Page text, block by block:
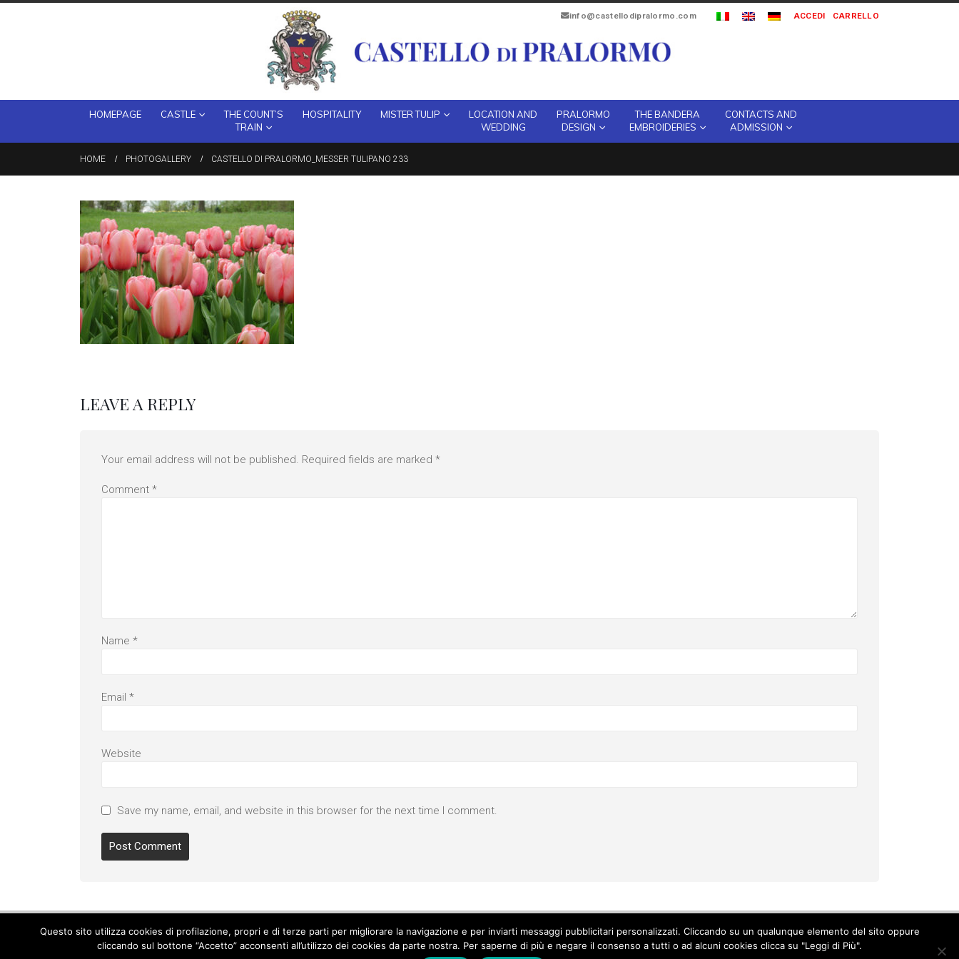
info@castellodipralormo.com ACCEDI CARRELLO
HOMEPAGE CASTLE
THE COUNT’S
TRAIN
HOSPITALITY MISTER TULIP
LOCATION AND
WEDDING
PRALORMO
DESIGN
THE BANDERA
EMBROIDERIES
CONTACTS AND
ADMISSION
HOME PHOTOGALLERY CASTELLO DI PRALORMO_MESSER TULIPANO 233
LEAVE A REPLY
Your email address will not be published. Required fields are marked *
Comment *
Name *
Email *
Website
Save my name, email, and website in this browser for the next time I comment.
Cookie Policy-Privacy Policy
Questo sito utilizza cookies di profilazione, propri e di terze parti per migliorare la navigazione e per inviarti messaggi pubblicitari personalizzati. Cliccando su un qualunque elemento del sito oppure
cliccando sul bottone “Accetto” acconsenti all’utilizzo dei cookies da parte nostra. Per saperne di più e negare il consenso a tutti o ad alcuni cookies clicca su "Leggi di Più".